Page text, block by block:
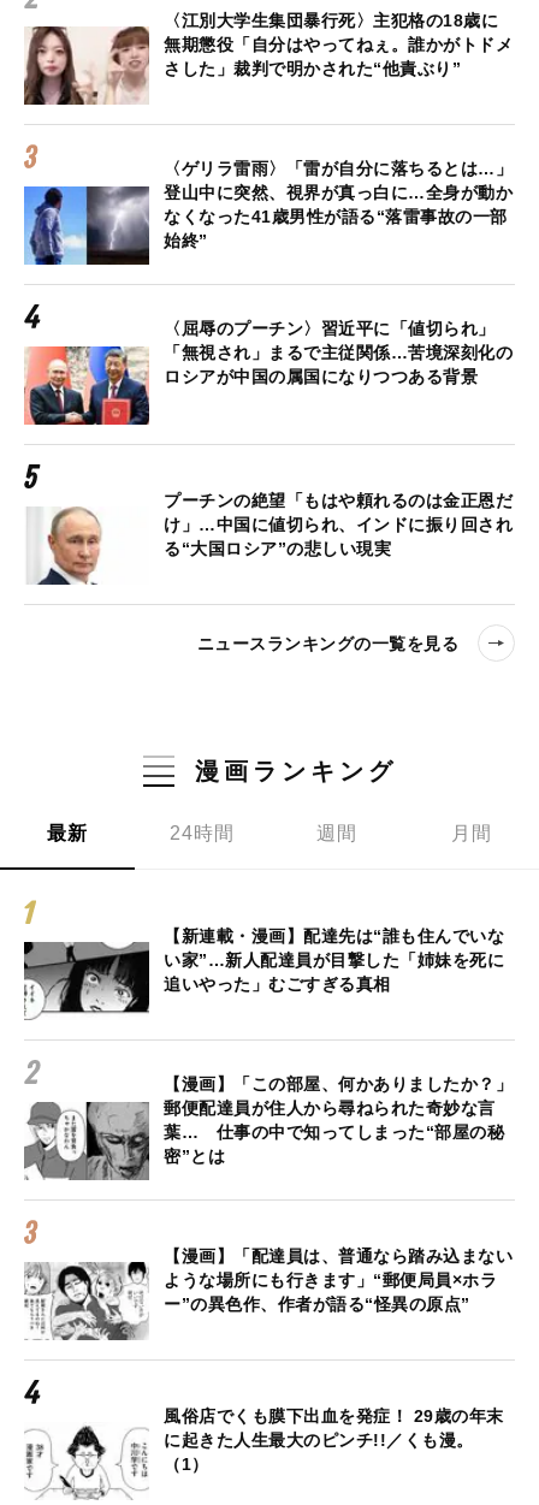
〈江別大学生集団暴行死〉主犯格の18歳に
無期懲役「自分はやってねぇ。誰かがトドメ
さした」裁判で明かされた“他責ぶり”
〈ゲリラ雷雨〉「雷が自分に落ちるとは…」
登山中に突然、視界が真っ白に…全身が動か
なくなった41歳男性が語る“落雷事故の一部
始終”
〈屈辱のプーチン〉習近平に「値切られ」
「無視され」まるで主従関係…苦境深刻化の
ロシアが中国の属国になりつつある背景
プーチンの絶望「もはや頼れるのは金正恩だ
け」…中国に値切られ、インドに振り回され
る“大国ロシア”の悲しい現実
ニュースランキングの一覧を見る
漫画ランキング
最新 24時間 週間 月間
【新連載・漫画】配達先は“誰も住んでいな
い家”…新人配達員が目撃した「姉妹を死に
追いやった」むごすぎる真相
【漫画】「この部屋、何かありましたか？」
郵便配達員が住人から尋ねられた奇妙な言
葉… 仕事の中で知ってしまった“部屋の秘
密”とは
【漫画】「配達員は、普通なら踏み込まない
ような場所にも行きます」“郵便局員×ホラ
ー”の異色作、作者が語る“怪異の原点”
風俗店でくも膜下出血を発症！ 29歳の年末
に起きた人生最大のピンチ!!／くも漫。
（1）